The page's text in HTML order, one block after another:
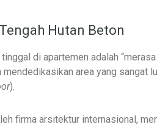
Hutan Beton
di apartemen adalah
area yang sangat
).
firma arsitektur internasional,